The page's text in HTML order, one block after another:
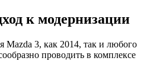
к модернизации
Mazda 3, как 2014, так и любого
проводить в комплексе